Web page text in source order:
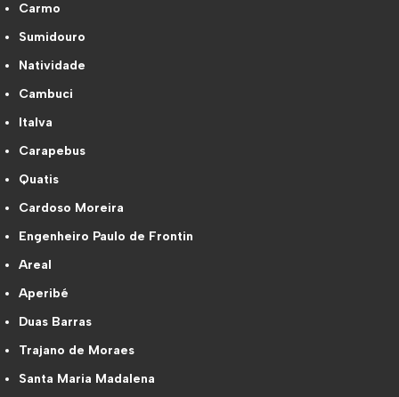
Carmo
Sumidouro
Natividade
Cambuci
Italva
Carapebus
Quatis
Cardoso Moreira
Engenheiro Paulo de Frontin
Areal
Aperibé
Duas Barras
Trajano de Moraes
Santa Maria Madalena